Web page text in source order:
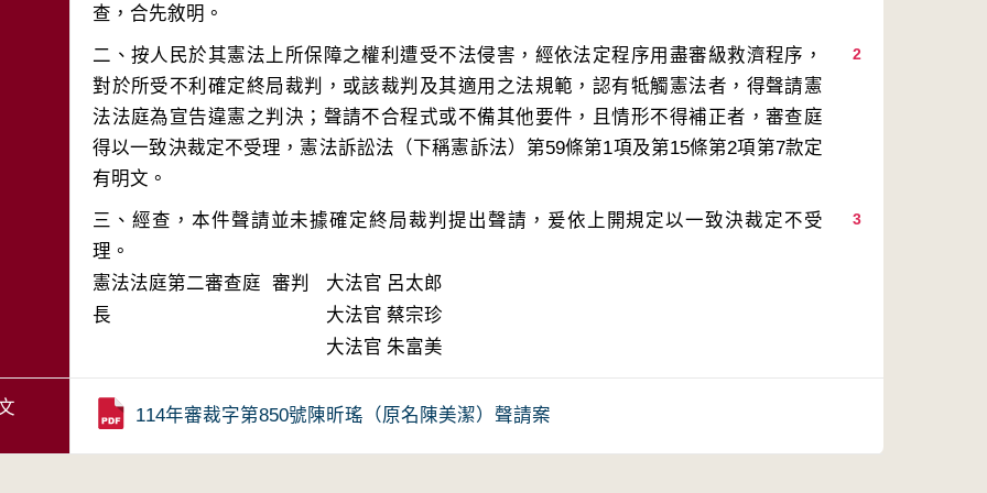
2
二、按人民於其憲法上所保障之權利遭受不法侵害，經依法定程序用盡審級救濟程序，
對於所受不利確定終局裁判，或該裁判及其適用之法規範，認有牴觸憲法者，得聲請憲
法法庭為宣告違憲之判決；聲請不合程式或不備其他要件，且情形不得補正者，審查庭
得以一致決裁定不受理，憲法訴訟法（下稱憲訴法）第59條第1項及第15條第2項第7款定
3
三、經查，本件聲請並未據確定終局裁判提出聲請，爰依上開規定以一致決裁定不受
理。
憲法法庭第二審查庭 審判
長
大法官 呂太郎
大法官 蔡宗珍
大法官 朱富美
114年審裁字第850號陳昕瑤（原名陳美潔）聲請案